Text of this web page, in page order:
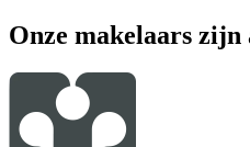
Onze makelaars zijn